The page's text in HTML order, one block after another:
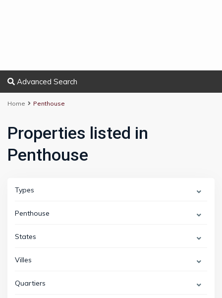
Advanced Search
Home Penthouse
Properties listed in
Penthouse
Types
Penthouse
States
Villes
Quartiers